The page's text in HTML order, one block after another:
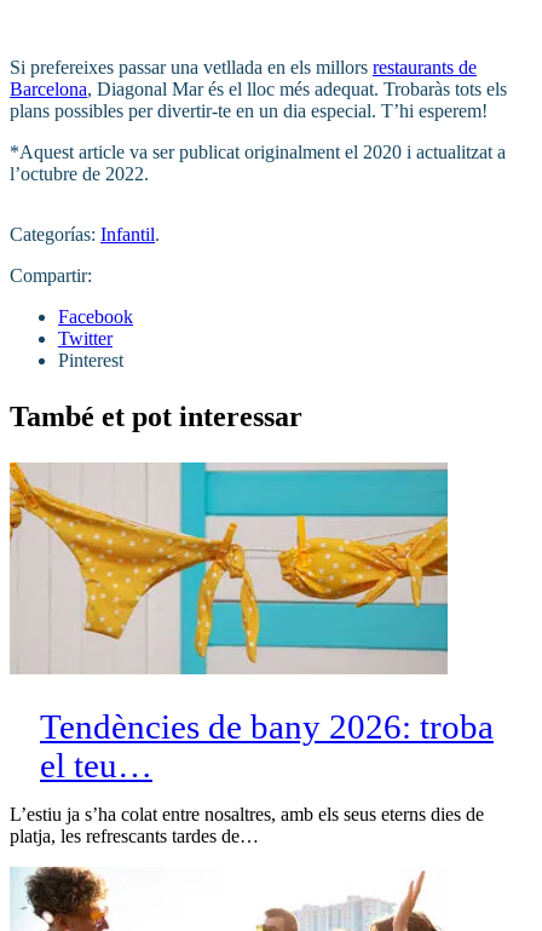
Si prefereixes passar una vetllada en els millors restaurants de
Barcelona, Diagonal Mar és el lloc més adequat. Trobaràs tots els
plans possibles per divertir-te en un dia especial. T’hi esperem!
*Aquest article va ser publicat originalment el 2020 i actualitzat a
l’octubre de 2022.
Categorías: Infantil.
Compartir:
Facebook
Twitter
Pinterest
També et pot interessar
Tendències de bany 2026: troba
el teu…
L’estiu ja s’ha colat entre nosaltres, amb els seus eterns dies de
platja, les refrescants tardes de…